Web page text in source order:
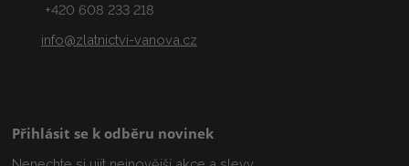
+420 608 233 218
info@zlatnictvi-vanova.cz
Přihlásit se k odběru novinek